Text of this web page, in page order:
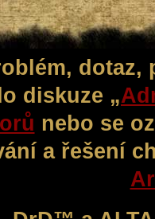
diskuze „
nebo se
a řešení